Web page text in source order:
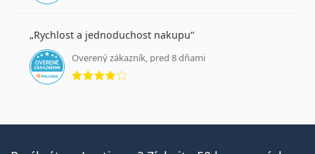
Rychlost a jednoduchost nakupu
Overený zákazník, pred 8 dňami
hodnotenie 4 z 5